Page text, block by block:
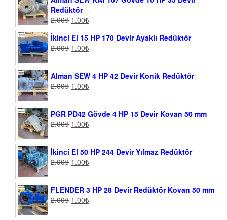
Redüktör
2.00₺ 1.00₺
İkinci El 15 HP 170 Devir Ayaklı Redüktör
2.00₺ 1.00₺
Alman SEW 4 HP 42 Devir Konik Redüktör
2.00₺ 1.00₺
PGR PD42 Gövde 4 HP 15 Devir Kovan 50 mm
2.00₺ 1.00₺
İkinci El 50 HP 244 Devir Yılmaz Redüktör
2.00₺ 1.00₺
FLENDER 3 HP 28 Devir Redüktör Kovan 50 mm
2.00₺ 1.00₺